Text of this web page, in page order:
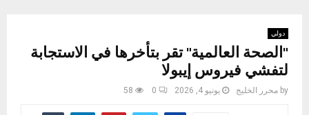
دولي
"الصحة العالمية" تقر بتأخرها في الاستجابة
لتفشي فيروس إيبولا
by محرر الخليج يونيو 4, 2026 0
58